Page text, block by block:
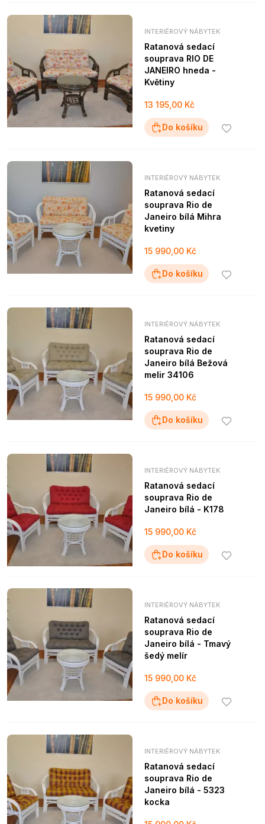
INTERIÉROVÝ NÁBYTEK
Ratanová sedací
souprava RIO DE
JANEIRO hneda -
Květiny
13 195,00 Kč
Do košíku
INTERIÉROVÝ NÁBYTEK
Ratanová sedací
souprava Rio de
Janeiro bílá Mihra
kvetiny
15 990,00 Kč
Do košíku
INTERIÉROVÝ NÁBYTEK
Ratanová sedací
souprava Rio de
Janeiro bílá Bežová
melir 34106
15 990,00 Kč
Do košíku
INTERIÉROVÝ NÁBYTEK
Ratanová sedací
souprava Rio de
Janeiro bílá - K178
15 990,00 Kč
Do košíku
INTERIÉROVÝ NÁBYTEK
Ratanová sedací
souprava Rio de
Janeiro bílá - Tmavý
šedý melír
15 990,00 Kč
Do košíku
INTERIÉROVÝ NÁBYTEK
Ratanová sedací
souprava Rio de
Janeiro bílá - 5323
kocka